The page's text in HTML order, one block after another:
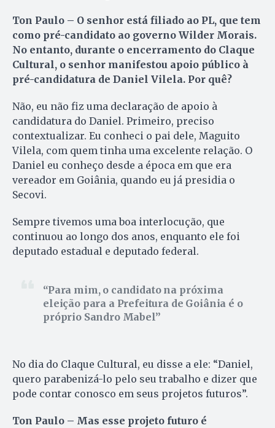
Ton Paulo – O senhor está filiado ao PL, que tem
como pré-candidato ao governo Wilder Morais.
No entanto, durante o encerramento do Claque
Cultural, o senhor manifestou apoio público à
pré-candidatura de Daniel Vilela. Por quê?
Não, eu não fiz uma declaração de apoio à
candidatura do Daniel. Primeiro, preciso
contextualizar. Eu conheci o pai dele, Maguito
Vilela, com quem tinha uma excelente relação. O
Daniel eu conheço desde a época em que era
vereador em Goiânia, quando eu já presidia o
Secovi.
Sempre tivemos uma boa interlocução, que
continuou ao longo dos anos, enquanto ele foi
deputado estadual e deputado federal.
Para mim, o candidato na próxima
eleição para a Prefeitura de Goiânia é o
próprio Sandro Mabel
No dia do Claque Cultural, eu disse a ele: “Daniel,
quero parabenizá-lo pelo seu trabalho e dizer que
pode contar conosco em seus projetos futuros”.
Ton Paulo – Mas esse projeto futuro é